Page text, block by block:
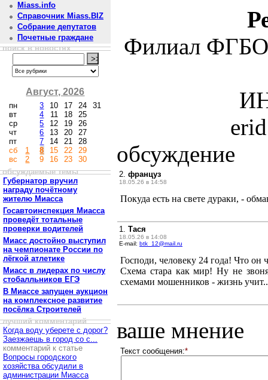
Miass.info
Справочник Miass.BIZ
Собрание депутатов
Почетные граждане
поиск в новостях
Август, 2026
пн
вт
ср
чт
пт
сб
вс
1
2
3
4
5
6
7
8
9
10
11
12
13
14
15
16
17
18
19
20
21
22
23
24
25
26
27
28
29
30
31
обсуждаемые темы
Губернатор вручил
награду почётному
жителю Миасса
Госавтоинспекция Миасса
проведёт тотальные
проверки водителей
Миасс достойно выступил
на чемпионате России по
лёгкой атлетике
Миасс в лидерах по числу
стобалльников ЕГЭ
В Миассе запущен аукцион
на комплексное развитие
посёлка Строителей
лучший комментарий
Когда воду уберете с дорог?
Заезжаешь в город со с...
комментарий к статье
Вопросы городского
хозяйства обсудили в
администрации Миасса
Филиал
обсуждение
2. француз
18.05.26 в 14:58
Покуда есть на свете дураки, -
1. Тася
18.05.26 в 14:08
E-mail: btk_12@mail.ru
Господи, человеку 24 года! Что он
Схема стара как мир! Ну не
схемами мошенников - жизнь
ваше мнение
Текст сообщения:*